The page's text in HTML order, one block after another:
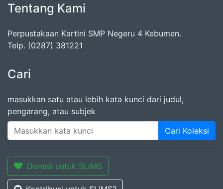
Tentang Kami
Perpustakaan Kartini SMP Negeru 4 Kebumen.
Telp. (0287) 381221
Cari
masukkan satu atau lebih kata kunci dari judul,
pengarang, atau subjek
Cari Koleksi
Donasi untuk SLiMS